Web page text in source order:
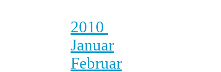
2010
Januar
Februar